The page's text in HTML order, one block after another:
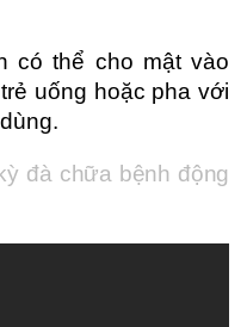
có thể cho mật vào
uống hoặc pha với
đà chữa bệnh động